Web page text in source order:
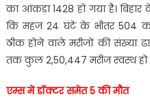
का आंकड़ा 1428 हो गया है।
कि महज 24 घंटे के भीतर 504
ठीक होने वाले मरीजों की संख्या
तक कुल 2,50,447 मरीज स्वस्थ
एम्स में डॉक्टर समेत 5 की मौत